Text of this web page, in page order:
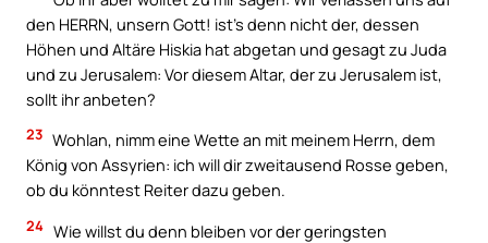
den HERRN, unsern Gott! ist’s denn nicht der, dessen
Höhen und Altäre Hiskia hat abgetan und gesagt zu Juda
und zu Jerusalem: Vor diesem Altar, der zu Jerusalem ist,
sollt ihr anbeten?
23 Wohlan, nimm eine Wette an mit meinem Herrn, dem
König von Assyrien: ich will dir zweitausend Rosse geben,
ob du könntest Reiter dazu geben.
24 Wie willst du denn bleiben vor der geringsten